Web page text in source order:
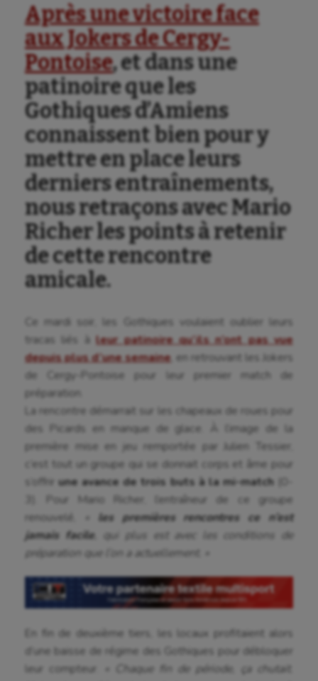
Aéronautique
Athlétisme
Auto
Balle à la main
Ballon au poing
Billard
Boules lyonnaises
Canoë-kayak
Cerf Volant
Cheerleading
Course à pied
Crossfit
Cyclisme
Danse
Equitation
Après une victoire face
aux Jokers de Cergy-
Pontoise, et dans une
patinoire que les
Gothiques d’Amiens
connaissent bien pour y
mettre en place leurs
derniers entraînements,
nous retraçons avec Mario
Richer les points à retenir
de cette rencontre
amicale.
Ce mardi soir, les Gothiques voulaient oublier leurs
tracas liés àleur patinoire qu’ils n’ont pas vue
depuis plus d’une semaine , en retrouvant les Jokers
de Cergy-Pontoise pour leur premier match de
préparation.
La rencontre démarrait sur les chapeaux de roues pour
des Picards en manque de glace. À l’image de la
première mise en jeu remportée par Julien Tessier,
c’est tout un groupe qui se donnait corps et âme pour
s’offrirune avance de trois buts à la mi-match(0-
3). Pour Mario Richer, l’entraîneur de ce groupe
renouvelé,
les premières rencontres ce n’est
jamais facile, qui plus est avec les conditions de
préparation que l’on a actuellement. »
En fin de deuxième tiers, les locaux profitaient alors
d’une baisse de régime des Gothiques pour débloquer
leur compteur.
« Chaque fin de période, ça chutait.